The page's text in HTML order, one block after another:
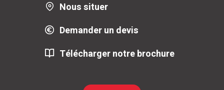
Nous situer
Demander un devis
Télécharger notre brochure